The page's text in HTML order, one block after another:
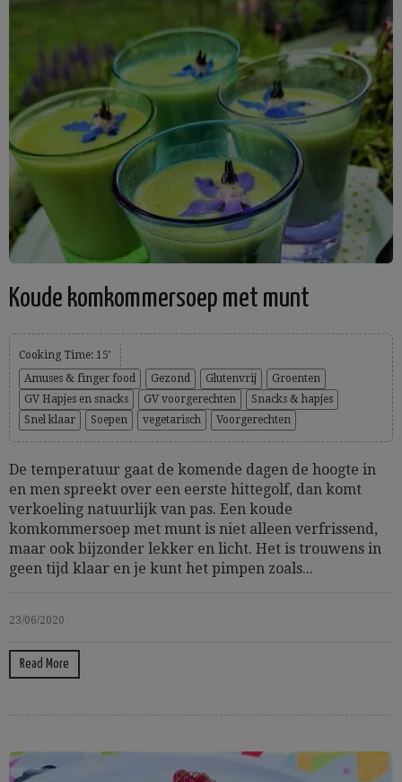
Koude komkommersoep met munt
Cooking Time: 15’
Amuses & finger food
Gezond Glutenvrij
Groenten
GV Hapjes en snacks
GV voorgerechten
Snacks & hapjes
Snel klaar
Soepen vegetarisch Voorgerechten
De temperatuur gaat de komende dagen de hoogte in
en men spreekt over een eerste hittegolf, dan komt
verkoeling natuurlijk van pas. Een koude
komkommersoep met munt is niet alleen verfrissend,
maar ook bijzonder lekker en licht. Het is trouwens in
geen tijd klaar en je kunt het pimpen zoals...
23/06/2020
Read More